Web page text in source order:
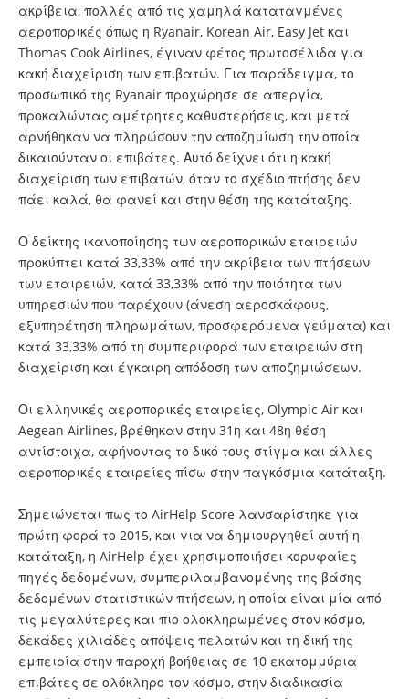
ακρίβεια, πολλές από τις χαμηλά καταταγμένες
αεροπορικές όπως η Ryanair, Korean Air, Easy Jet και
Thomas Cook Airlines, έγιναν φέτος πρωτοσέλιδα για
κακή διαχείριση των επιβατών. Για παράδειγμα, το
προσωπικό της Ryanair προχώρησε σε απεργία,
προκαλώντας αμέτρητες καθυστερήσεις, και μετά
αρνήθηκαν να πληρώσουν την αποζημίωση την οποία
δικαιούνταν οι επιβάτες. Αυτό δείχνει ότι η κακή
διαχείριση των επιβατών, όταν το σχέδιο πτήσης δεν
πάει καλά, θα φανεί και στην θέση της κατάταξης.
Ο δείκτης ικανοποίησης των αεροπορικών εταιρειών
προκύπτει κατά 33,33% από την ακρίβεια των πτήσεων
των εταιρειών, κατά 33,33% από την ποιότητα των
υπηρεσιών που παρέχουν (άνεση αεροσκάφους,
εξυπηρέτηση πληρωμάτων, προσφερόμενα γεύματα) και
κατά 33,33% από τη συμπεριφορά των εταιρειών στη
διαχείριση και έγκαιρη απόδοση των αποζημιώσεων.
Οι ελληνικές αεροπορικές εταιρείες, Olympic Air και
Aegean Airlines, βρέθηκαν στην 31η και 48η θέση
αντίστοιχα, αφήνοντας το δικό τους στίγμα και άλλες
αεροπορικές εταιρείες πίσω στην παγκόσμια κατάταξη.
Σημειώνεται πως το AirHelp Score λανσαρίστηκε για
πρώτη φορά το 2015, και για να δημιουργηθεί αυτή η
κατάταξη, η AirHelp έχει χρησιμοποιήσει κορυφαίες
πηγές δεδομένων, συμπεριλαμβανομένης της βάσης
δεδομένων στατιστικών πτήσεων, η οποία είναι μία από
τις μεγαλύτερες και πιο ολοκληρωμένες στον κόσμο,
δεκάδες χιλιάδες απόψεις πελατών και τη δική της
εμπειρία στην παροχή βοήθειας σε 10 εκατομμύρια
επιβάτες σε ολόκληρο τον κόσμο, στην διαδικασία